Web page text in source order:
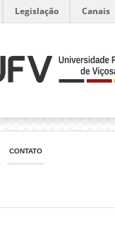
Legislação Canais
CONTATO